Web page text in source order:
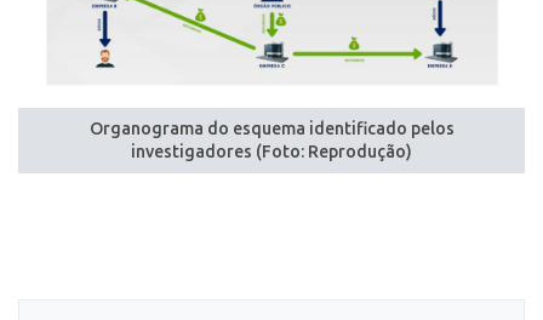
Organograma do esquema identificado pelos
investigadores (Foto: Reprodução)